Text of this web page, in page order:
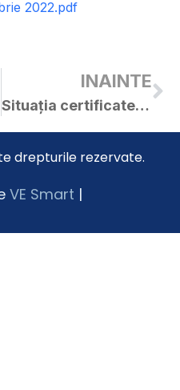
2022.pdf
INAINTE
Situația certificatelor de urbanism și a autorizațiilor de construire eliberate în luna septembrie 2022
drepturile rezervate.
VE Smart |